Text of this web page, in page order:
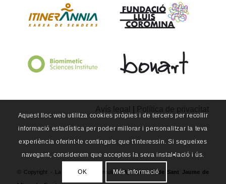
© Copyright - La Brutau Àrea Circular |Ajuntament de Sant Jaume de
Aquest lloc web utilitza cookies pròpies i de tercers per recollir
informació estadística per poder millorar i personalitzar la teva
experiència oferint-te continguts que t'interessin. Si segueixes
navegant, considerem que acceptes la seva instal•lació i ús.
OK Més informació